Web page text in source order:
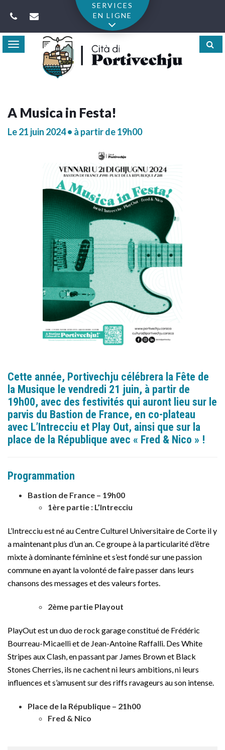
SERVICES
EN LIGNE
Toggle
navigation
A Musica in Festa!
Le21 juin 2024• à partir de 19h00
Cette année, Portivechju célébrera la Fête de
la Musique le vendredi 21 juin, à partir de
19h00, avec des festivités qui auront lieu sur le
parvis du Bastion de France, en co-plateau
avec L’Intrecciu et Play Out, ainsi que sur la
place de la République avec « Fred & Nico » !
Programmation
Bastion de France – 19h00
1ère partie : L’Intrecciu
L’Intrecciu est né au Centre Culturel Universitaire de Corte il y
a maintenant plus d’un an. Ce groupe à la particularité d’être
mixte à dominante féminine et s’est fondé sur une passion
commune en ayant la volonté de faire passer dans leurs
chansons des messages et des valeurs fortes.
2ème partie Playout
PlayOut est un duo de rock garage constitué de Frédéric
Bourreau-Micaelli et de Jean-Antoine Raffalli. Des White
Stripes aux Clash, en passant par James Brown et Black
Stones Cherries, ils ne cachent ni leurs ambitions, ni leurs
influences et s’amusent sur des riffs ravageurs au son intense.
Place de la République – 21h00
Fred & Nico